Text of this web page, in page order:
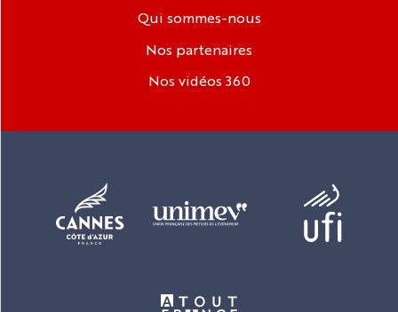
Qui sommes-nous
Nos partenaires
Nos vidéos 360